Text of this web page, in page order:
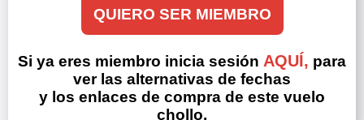
QUIERO SER MIEMBRO
Si ya eres miembro inicia sesión AQUÍ, para
ver las alternativas de fechas
y los enlaces de compra de este vuelo
chollo.